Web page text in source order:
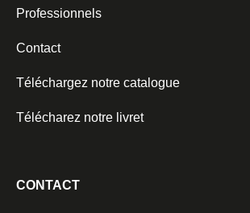
Professionnels
Contact
Téléchargez notre catalogue
Télécharez notre livret
CONTACT